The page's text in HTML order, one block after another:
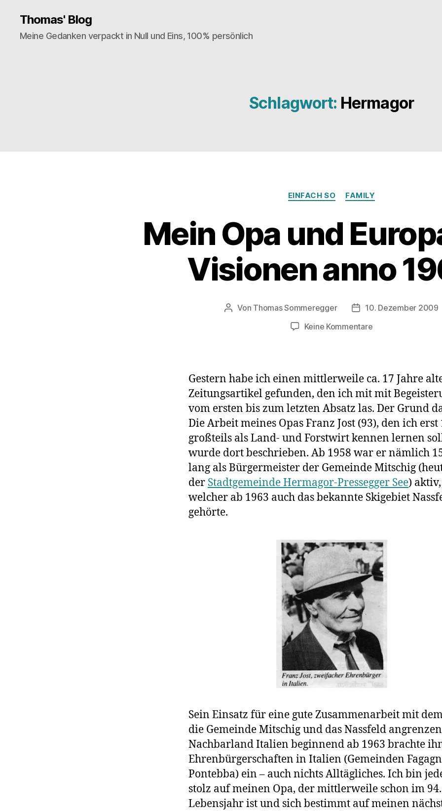
Thomas' Blog
Meine Gedanken verpackt in Null und Eins, 100% persönlich
Schlagwort: Hermagor
Kategorien
EINFACH SO FAMILY
Mein Opa und
Visionen anno
Beitragsautor
Von Thomas Sommeregger Veröffentlichungsdatum
10. Dezember 2009
Keine Kommentarezu
Europa:
EU-
Visionen
anno
1963
Gestern habe ich einen mittlerweile ca. 17 Jahre
Zeitungsartikel gefunden, den ich mit mit
vom ersten bis zum letzten Absatz las. Der Grund
Die Arbeit meines Opas Franz Jost (93), den ich erst
großteils als Land- und Forstwirt kennen lernen
wurde dort beschrieben. Ab 1958 war er nämlich
lang als Bürgermeister der Gemeinde Mitschig
der Stadtgemeinde Hermagor-Pressegger See)
welcher ab 1963 auch das bekannte Skigebiet
gehörte.
Sein Einsatz für eine gute Zusammenarbeit mit
die Gemeinde Mitschig und das Nassfeld
Nachbarland Italien beginnend ab 1963 brachte
Ehrenbürgerschaften in Italien (Gemeinden
Pontebba) ein – auch nichts Alltägliches. Ich bin
stolz auf meinen Opa, der mittlerweile schon im 94.
Lebensjahr ist und sich bestimmt auf meinen